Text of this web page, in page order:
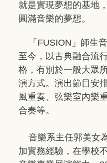
就是實現夢想的基地
圓滿音樂的夢想。
「FUSION」師生
至今，以古典融合流
格，有別於一般大眾
演方式。演出節目安
風重奏、弦樂室內樂
合奏等。
音樂系主任郭美女
加實務經驗，在學校